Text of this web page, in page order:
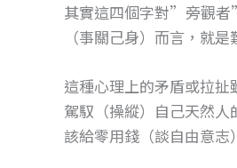
其實這四個字對”旁觀者
（事關己身）而言，就
這種心理上的矛盾或拉
駕馭（操縱）自己天然
該給零用錢（談自由意志